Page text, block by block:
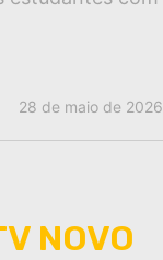
28 de maio de 2026
NOVO